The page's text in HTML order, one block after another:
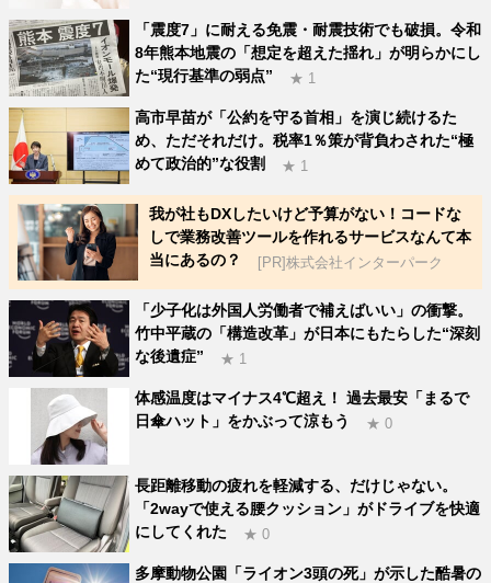
「震度7」に耐える免震・耐震技術でも破損。令和
8年熊本地震の「想定を超えた揺れ」が明らかにし
た“現行基準の弱点”
★ 1
高市早苗が「公約を守る首相」を演じ続けるた
め、ただそれだけ。税率1％策が背負わされた“極
めて政治的”な役割
★ 1
我が社もDXしたいけど予算がない！コードな
しで業務改善ツールを作れるサービスなんて本
当にあるの？
[PR]株式会社インターパーク
「少子化は外国人労働者で補えばいい」の衝撃。
竹中平蔵の「構造改革」が日本にもたらした“深刻
な後遺症”
★ 1
体感温度はマイナス4℃超え！ 過去最安「まるで
日傘ハット」をかぶって涼もう
★ 0
長距離移動の疲れを軽減する、だけじゃない。
「2wayで使える腰クッション」がドライブを快適
にしてくれた
★ 0
多摩動物公園「ライオン3頭の死」が示した酷暑の